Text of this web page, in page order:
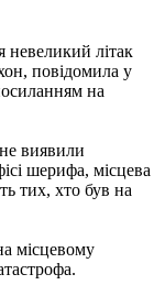
невеликий літак
повідомила у
на
виявили
шерифа, місцева
тих, хто був на
місцевому